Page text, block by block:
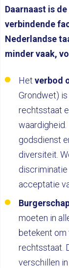
Daarnaast is
verbindende
Nederlandse
minder vaak,
Het verbod
Grondwet)
rechtsstaat
godsdienst
diversiteit.
acceptatie
moeten in
betekent
rechtsstaat.
verschillen